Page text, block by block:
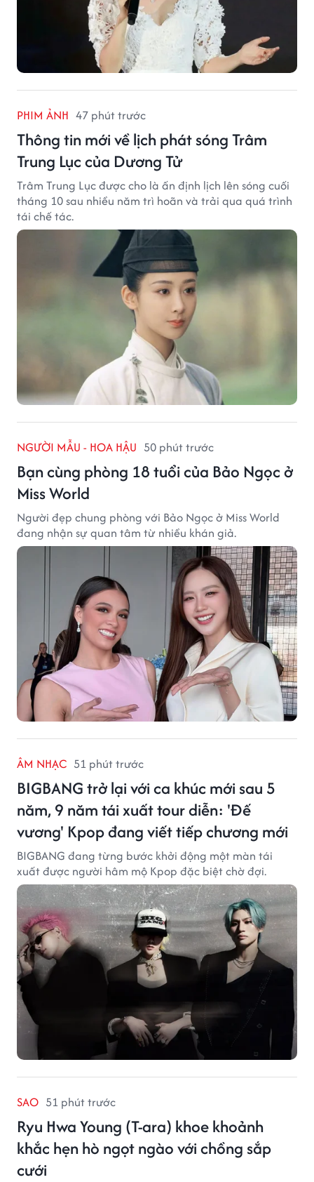
PHIM ẢNH 47 phút trước
Thông tin mới về lịch phát sóng Trâm
Trung Lục của Dương Tử
Trâm Trung Lục được cho là ấn định lịch lên sóng cuối
tháng 10 sau nhiều năm trì hoãn và trải qua quá trình
tái chế tác.
NGƯỜI MẪU - HOA HẬU 50 phút trước
Bạn cùng phòng 18 tuổi của Bảo Ngọc ở
Miss World
Người đẹp chung phòng với Bảo Ngọc ở Miss World
đang nhận sự quan tâm từ nhiều khán giả.
ÂM NHẠC 51 phút trước
BIGBANG trở lại với ca khúc mới sau 5
năm, 9 năm tái xuất tour diễn: 'Đế
vương' Kpop đang viết tiếp chương mới
BIGBANG đang từng bước khởi động một màn tái
xuất được người hâm mộ Kpop đặc biệt chờ đợi.
SAO 51 phút trước
Ryu Hwa Young (T-ara) khoe khoảnh
khắc hẹn hò ngọt ngào với chồng sắp
cưới